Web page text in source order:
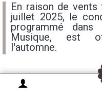
En raison de
juillet 2025, le
programmé
Musique, est
l'automne.
Un contretemps